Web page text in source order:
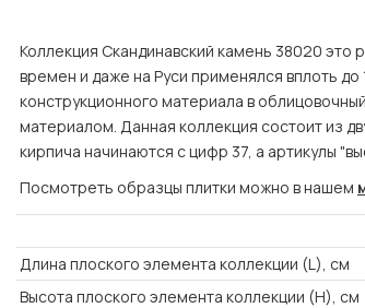
Коллекция Скандинавский камень 38020 это
времен и даже на Руси применялся вплоть до
конструкционного материала в
материалом. Данная коллекция состоит из
кирпича начинаются с цифр 37, а артикулы
Посмотреть образцы плитки можно в нашем
Длина плоского элемента коллекции (L), см
Высота плоского элемента коллекции (H), см